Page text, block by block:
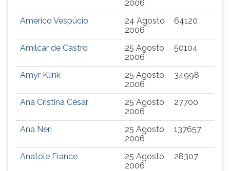
2006
Américo Vespúcio
24 Agosto
2006
64120
Amilcar de Castro
25 Agosto
2006
50104
Amyr Klink
25 Agosto
2006
34998
Ana Cristina César
25 Agosto
2006
27700
Ana Neri
25 Agosto
2006
137657
Anatole France
25 Agosto
2006
28307